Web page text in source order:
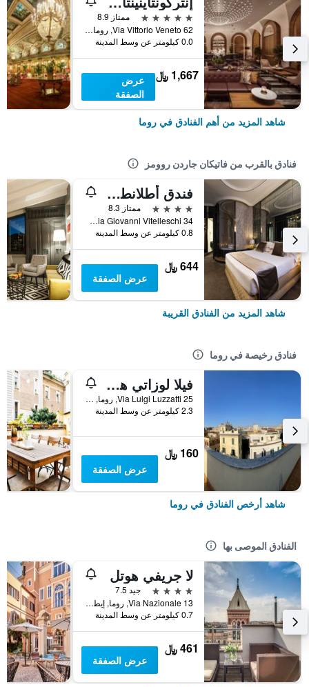
5 نجوم
ممتاز 8.9
Via Vittorio Veneto 62, روما, إيطاليا
0.0 كيلومتر عن وسط المدينة
1,667 ﷼
عرض
الصفقة
شاهد المزيد من أهم الفنادق في روما
فنادق بالقرب من فاتيكان جاردن روومز
فندق أطلانطي ستار
4 نجوم
ممتاز 8.3
Via Giovanni Vitelleschi 34, روما, إيطاليا
0.8 كيلومتر عن وسط المدينة
644 ﷼
عرض الصفقة
شاهد المزيد من الفنادق القريبة
فنادق رخيصة في روما
فيلا لوزاتي هوستل
25 Via Luigi Luzzatti, روما, إيطاليا
2.3 كيلومتر عن وسط المدينة
160 ﷼
عرض الصفقة
شاهد أرخص الفنادق في روما
الفنادق الموصى بها
لا جريفي هوتل
4 نجوم
جيد 7.5
Via Nazionale 13, روما, إيطاليا
0.7 كيلومتر عن وسط المدينة
461 ﷼
عرض الصفقة